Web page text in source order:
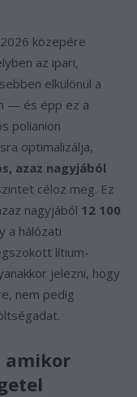
közepére
az ipari,
elkülönül a
— és épp ez a
polianion
optimalizálja,
azaz nagyjából
céloz meg. Ez
nagyjából 12 100
a hálózati
lítium-
jelezni, hogy
nem pedig
amikor